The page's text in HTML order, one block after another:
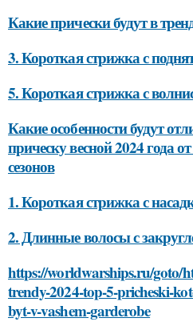
Какие прически будут в
3. Короткая стрижка с
5. Короткая стрижка с
Какие особенности будут
прическу весной 2024 года
сезонов
1. Короткая стрижка с
2. Длинные волосы с
https://worldwarships.ru/goto/
trendy-2024-top-5-pricheski-
byt-v-vashem-garderobe